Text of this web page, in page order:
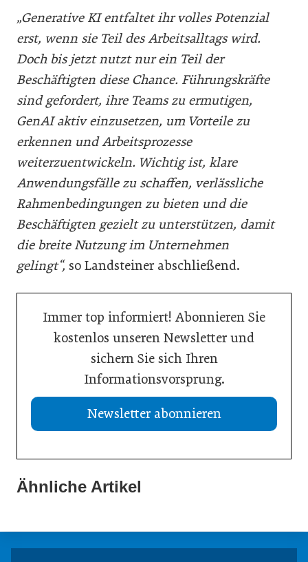
„Generative KI entfaltet ihr volles Potenzial
erst, wenn sie Teil des Arbeitsalltags wird.
Doch bis jetzt nutzt nur ein Teil der
Beschäftigten diese Chance. Führungskräfte
sind gefordert, ihre Teams zu ermutigen,
GenAI aktiv einzusetzen, um Vorteile zu
erkennen und Arbeitsprozesse
weiterzuentwickeln. Wichtig ist, klare
Anwendungsfälle zu schaffen, verlässliche
Rahmenbedingungen zu bieten und die
Beschäftigten gezielt zu unterstützen, damit
die breite Nutzung im Unternehmen
gelingt“, so Landsteiner abschließend.
Immer top informiert! Abonnieren Sie
kostenlos unseren Newsletter und
sichern Sie sich Ihren
Informationsvorsprung.
Newsletter abonnieren
Ähnliche Artikel